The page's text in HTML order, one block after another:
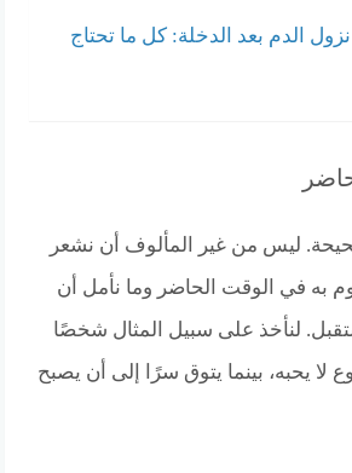
الدم بعد الدخلة: كل ما تحتاج
ليس من غير المألوف أن نشعر
به في الوقت الحاضر وما نأمل أن
لنأخذ على سبيل المثال شخصًا
يحبه، بينما يتوق سرًا إلى أن يصبح